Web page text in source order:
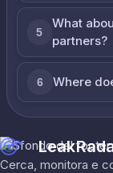
5
What
partners?
6 Where
Cerca, monitora e